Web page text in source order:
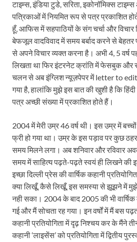
टाइम्स, इंडिया टुडे, सरिता, इकोनॉमिक्स
पत्रिकाओं में नियमित रूप से पत्र प्रकाशित
हूँ, आफिस में सहपाठियों के संग चर्चा और विचार
बेफजूल वादविवाद में समय बर्बाद करने से
से अपने विचार व्यक्त करना है। अभी 4, 5 वर्ष
लिखता था फिर इंटरनेट क्रांति में फेसबुक और
चलन से अब इंग्लिश न्यूज़पेपर में letter to
गया है, हालांकि मुझे इस बात की खुशी है कि
पत्र अच्छी संख्या में प्रकाशित होते हैं।
2004 में मेरी उम्र 46 वर्ष थी। इस उम्र में
फ्री हो गया था। उम्र के इस पड़ाव पर कुछ
समय मिलने लगा। अब शनिवार और रविवार
समय में साहित्य पढ़ते-पढ़ते स्वयं ही लिखने की
इच्छा दिल्ली प्रेस की वार्षिक कहानी
क्या लिखूँ, कैसे लिखूँ, इस समस्या से झूझने में मुझे
नही सका। 2004 के बाद 2005 की भी वार्षिक
गई और मैं सोचता रह गया। इन वर्षों में मैं बस
कहानी प्रतियोगिता में दृढ़ निश्चय कर के मैंने
कहानी ‘लाइसेंस’ को प्रतियोगिता में द्वितीय